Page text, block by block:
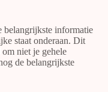
belangrijkste informatie
staat onderaan. Dit
niet je gehele
de belangrijkste